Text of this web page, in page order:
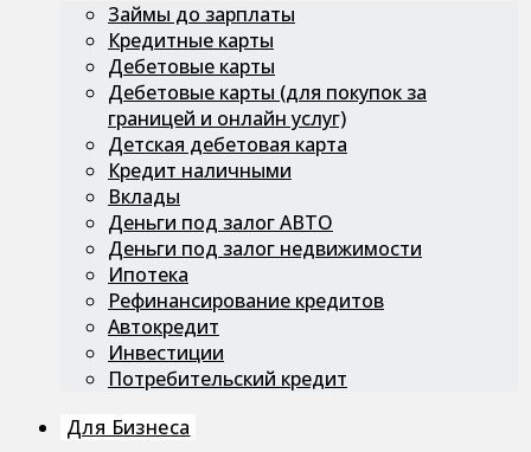
Займы до зарплаты
Кредитные карты
Дебетовые карты
Дебетовые карты (для покупок за
границей и онлайн услуг)
Детская дебетовая карта
Кредит наличными
Вклады
Деньги под залог АВТО
Деньги под залог недвижимости
Ипотека
Рефинансирование кредитов
Автокредит
Инвестиции
Потребительский кредит
Для Бизнеса